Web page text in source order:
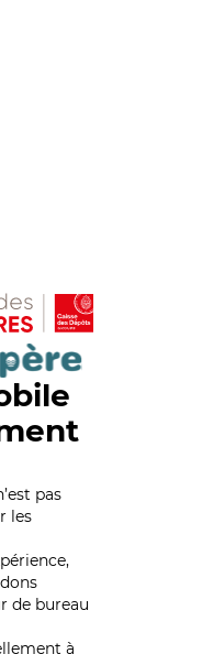
pas
les
de bureau
à